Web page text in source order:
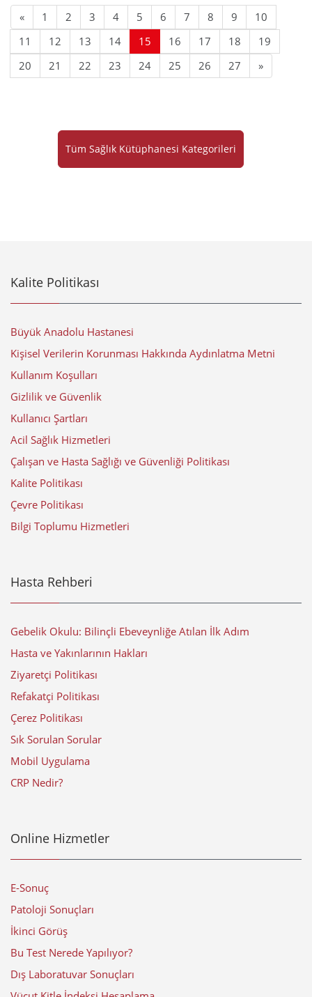
« 1 2 3 4 5 6 7 8 9
10
11
12 13 14 15 16 17 18
19
20
21 22 23 24 25 26 27 »
Tüm Sağlık Kütüphanesi Kategorileri
Kalite Politikası
Büyük Anadolu Hastanesi
Kişisel Verilerin Korunması Hakkında Aydınlatma Metni
Kullanım Koşulları
Gizlilik ve Güvenlik
Kullanıcı Şartları
Acil Sağlık Hizmetleri
Çalışan ve Hasta Sağlığı ve Güvenliği Politikası
Kalite Politikası
Çevre Politikası
Bilgi Toplumu Hizmetleri
Hasta Rehberi
Gebelik Okulu: Bilinçli Ebeveynliğe Atılan İlk Adım
Hasta ve Yakınlarının Hakları
Ziyaretçi Politikası
Refakatçi Politikası
Çerez Politikası
Sık Sorulan Sorular
Mobil Uygulama
CRP Nedir?
Online Hizmetler
E-Sonuç
Patoloji Sonuçları
İkinci Görüş
Bu Test Nerede Yapılıyor?
Dış Laboratuvar Sonuçları